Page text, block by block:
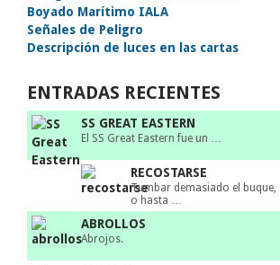
Boyado Marítimo IALA
Señales de Peligro
Descripción de luces en las cartas
ENTRADAS RECIENTES
SS GREAT EASTERN
El SS Great Eastern fue un …
RECOSTARSE
Tumbar demasiado el buque,
o hasta …
ABROLLOS
Abrojos.